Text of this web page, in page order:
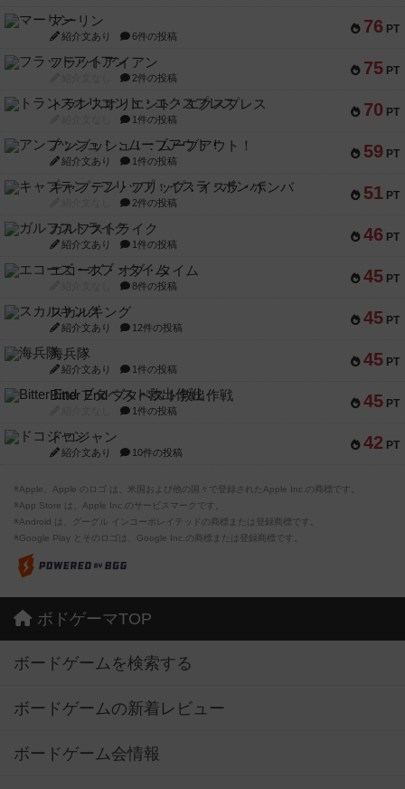
76 PT
マーリン
紹介文あり 6件の投稿
75 PT
フラットアイアン
2件の投稿
70 PT
トランスオリエント・エクスプレス
1件の投稿
59 PT
アンブッシュ！：ムーブアウト！
紹介文あり 1件の投稿
51 PT
キャプテン・フリップ：イスラ・ボンバ
2件の投稿
46 PT
ガルフストライク
紹介文あり 1件の投稿
45 PT
エコーズ・オブ・タイム
8件の投稿
45 PT
スカルキング
紹介文あり 12件の投稿
45 PT
海兵隊
紹介文あり 1件の投稿
45 PT
Bitter End ブタペスト救出作戦
1件の投稿
42 PT
ドコジャン
紹介文あり 10件の投稿
※Apple、Apple のロゴ は、米国および他の国々で登録されたApple Inc.の商標です。
※App Store は、Apple Inc.のサービスマークです。
※Android は、グーグル インコーポレイテッドの商標または登録商標です。
※Google Play とそのロゴは、Google Inc.の商標または登録商標です。
ボドゲーマTOP
ボードゲームを検索する
ボードゲームの新着レビュー
ボードゲーム会情報